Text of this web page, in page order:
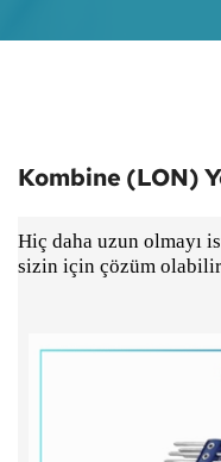
Kombine (LON)
Hiç daha uzun olmayı
sizin için çözüm